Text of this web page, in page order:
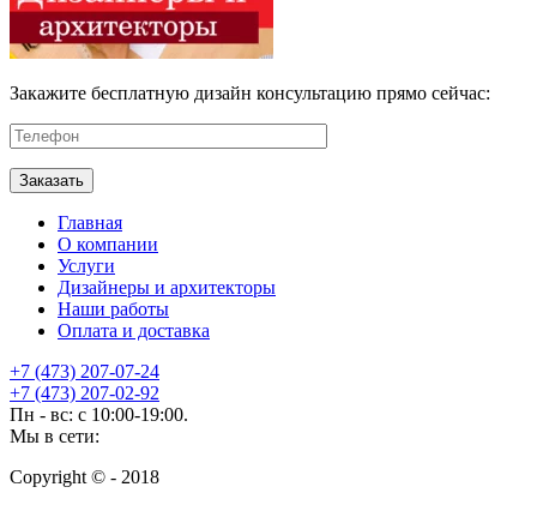
Закажите бесплатную дизайн консультацию прямо сейчас:
Главная
О компании
Услуги
Дизайнеры и архитекторы
Наши работы
Оплата и доставка
+7 (473) 207-07-24
+7 (473) 207-02-92
Пн - вс: с 10:00-19:00.
Мы в сети:
Copyright © - 2018